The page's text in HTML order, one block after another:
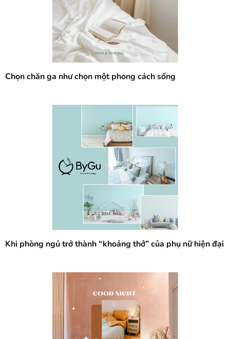
Chọn chăn ga như chọn một phong cách sống
Khi phòng ngủ trở thành “khoảng thở” của phụ nữ hiện đại